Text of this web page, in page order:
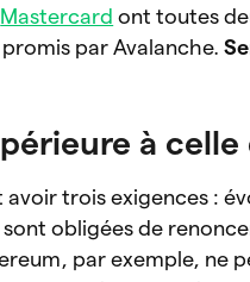
Mastercard ont toutes
par Avalanche.
à celle
trois exigences :
obligées de
par exemple, ne